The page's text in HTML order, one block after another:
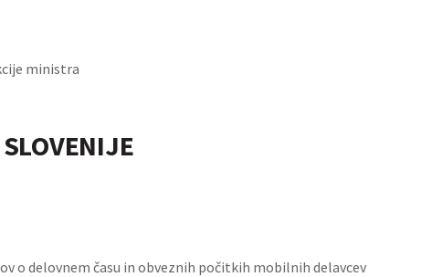
ministra
o delovnem času in obveznih počitkih mobilnih delavcev